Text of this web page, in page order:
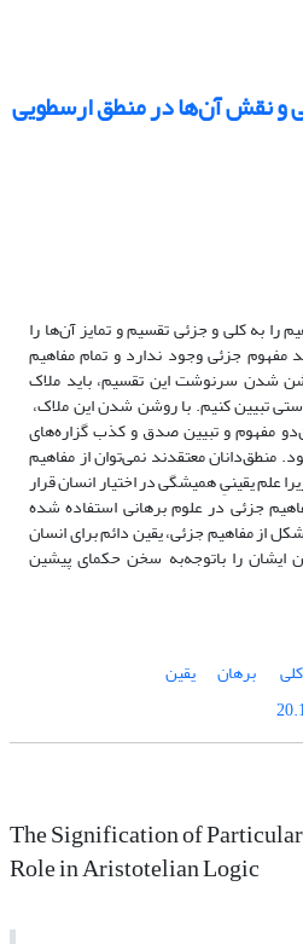
و نقش آن‌ها در منطق ارسطویی
را به کلی و جزئی تقسیم و تمایز آن‌ها را
مفهوم جزئی وجود ندارد و تمام مفاهیم
شدن سرنوشت این تقسیم، باید ملاک
تبیین کنیم. با روشن شدن این ملاک،
مفهوم و تبیین صدق و کذب گزاره‌های
معتقدند نمی‌توان از مفاهیم
علم یقینیِ همیشگی در اختیار انسان قرار
جزئی در علوم برهانی استفاده شده
از مفاهیم جزئی، یقین دائم برای انسان
ایشان را باتوجه‌به سخن حکمای پیشین
‌ برهان
یقین
The Signification of
Role in Aristotelian Logic